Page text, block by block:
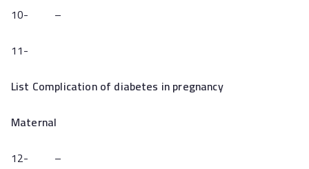
10- –
11-
List Complication of diabetes in pregnancy
Maternal
12- –